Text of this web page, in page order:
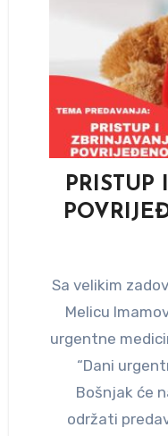
PRISTUP
Sa velikim zadovoljstvom najavljujemo Dr.
Melicu
urgentne
“Dani
Bošnjak će
održati